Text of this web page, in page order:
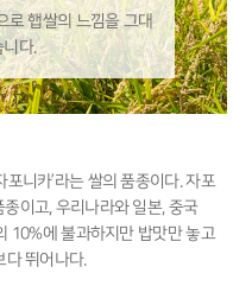
로 햅쌀의 느낌을 그대
다.
니카’라는 쌀의 품종이다. 자포
이고, 우리나라와 일본, 중국
10%에 불과하지만 밥맛만 놓고
다 뛰어나다.